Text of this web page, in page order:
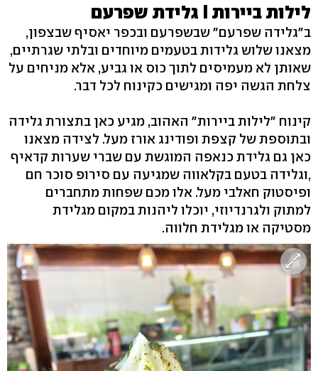
לילות ביירות I גלידת שפרעם
ב"גלידה שפרעם" שבשפרעם ובכפר יאסיף שבצפון,
מצאנו שלוש גלידות בטעמים מיוחדים ובלתי שגרתיים,
שאותן לא מעמיסים לתוך כוס או גביע, אלא מניחים על
צלחת הגשה יפה ומגישים כקינוח לכל דבר.
קינוח "לילות ביירות" האהוב, מגיע כאן בתצורת גלידה
ובתוספת של קצפת ופודינג אורז מעל. לצידה מצאנו
כאן גם גלידת כנאפה המוגשת עם שברי שערות קדאיף
,וגלידה בטעם בקלאווה שמגיעה עם סירופ סוכר חם
ופיסטוק חאלבי מעל. אלו מכם שפחות מתחברים
למתוק ולגרנדיוזי, יוכלו ליהנות במקום מגלידת
מסטיקה או מגלידת חלווה.